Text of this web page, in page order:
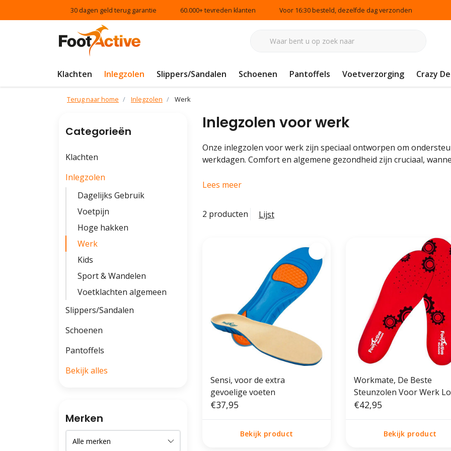
30 dagen geld terug garantie 60.000+ tevreden klanten Voor 16:30 besteld, dezelfde dag verzonden
Klachten Inlegzolen Slippers/Sandalen Schoenen Pantoffels Voetverzorging Crazy
Terug naar home Inlegzolen Werk
Inlegzolen voor werk
Onze inlegzolen voor werk zijn speciaal ontworpen om
werkdagen. Comfort en algemene gezondheid zijn cruciaal,
Lees meer
2 producten Lijst
Sensi, voor de extra
gevoelige voeten
€37,95
Bekijk product
Workmate, De Beste
Steunzolen Voor Werk
Staan
€42,95
Bekijk product
Categorieën
Klachten
Inlegzolen
Dagelijks Gebruik
Voetpijn
Hoge hakken
Werk
Kids
Sport & Wandelen
Voetklachten algemeen
Slippers/Sandalen
Schoenen
Pantoffels
Bekijk alles
Merken